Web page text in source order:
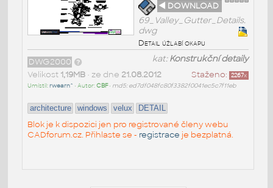
◄ DOWNLOAD
69_Valley_Gutter_Details.
dwg
Detail úžlabí okapu
kat:Konstrukční detaily
DWG2000
Staženo: 2267x
Velikost 1,19MB• ze dne 21.08.2012
Umístil:rwearn^ • Autor:CBF• md5: ed7df048fc80f3382f0041ec5c7f11eb
architecture windows velux DETAIL
Blok je k dispozici jen pro registrované členy webu
CADforum.cz. Přihlaste se - registrace je bezplatná.